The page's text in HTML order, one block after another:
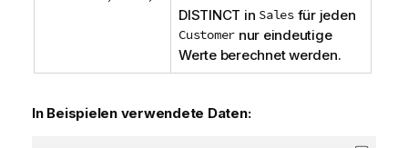
DISTINCT in Salesfür jeden
Customer nur eindeutige
Werte berechnet werden.
In Beispielen verwendete Daten: